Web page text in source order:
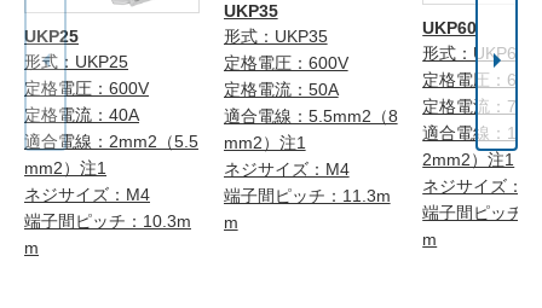
UKP25
形式：UKP25
定格電圧：600V
定格電流：40A
適合電線：2mm2（5.5
mm2）注1
ネジサイズ：M4
端子間ピッチ：10.3m
m
UKP35
形式：UKP35
定格電圧：600V
定格電流：50A
適合電線：5.5mm2（8
mm2）注1
ネジサイズ：M4
端子間ピッチ：11.3m
m
UKP60
形式：UKP60
定格電圧：
定格電流：70A
適合電線：
2mm2）注1
ネジサイズ：
端子間ピッチ
m